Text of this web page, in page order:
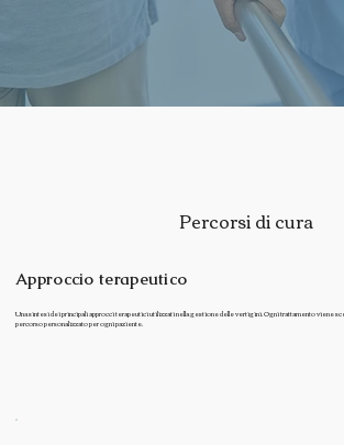
Percorsi di cura
Approccio terapeutico
Una sintesi dei principali approcci terapeutici utilizzati nella gestione delle vertigini. Ogni trattamento viene
percorso personalizzato per ogni paziente.